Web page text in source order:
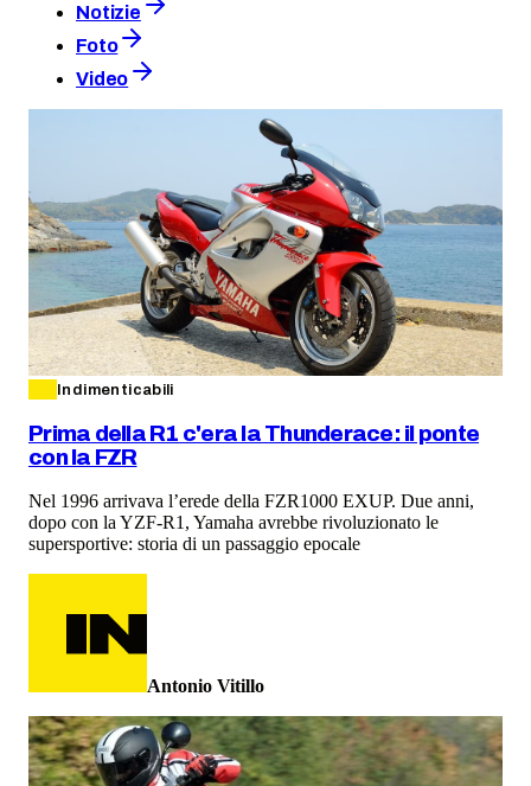
Notizie
Foto
Video
Indimenticabili
Prima della R1 c'era la Thunderace: il ponte
con la FZR
Nel 1996 arrivava l’erede della FZR1000 EXUP. Due anni,
dopo con la YZF-R1, Yamaha avrebbe rivoluzionato le
supersportive: storia di un passaggio epocale
Antonio Vitillo